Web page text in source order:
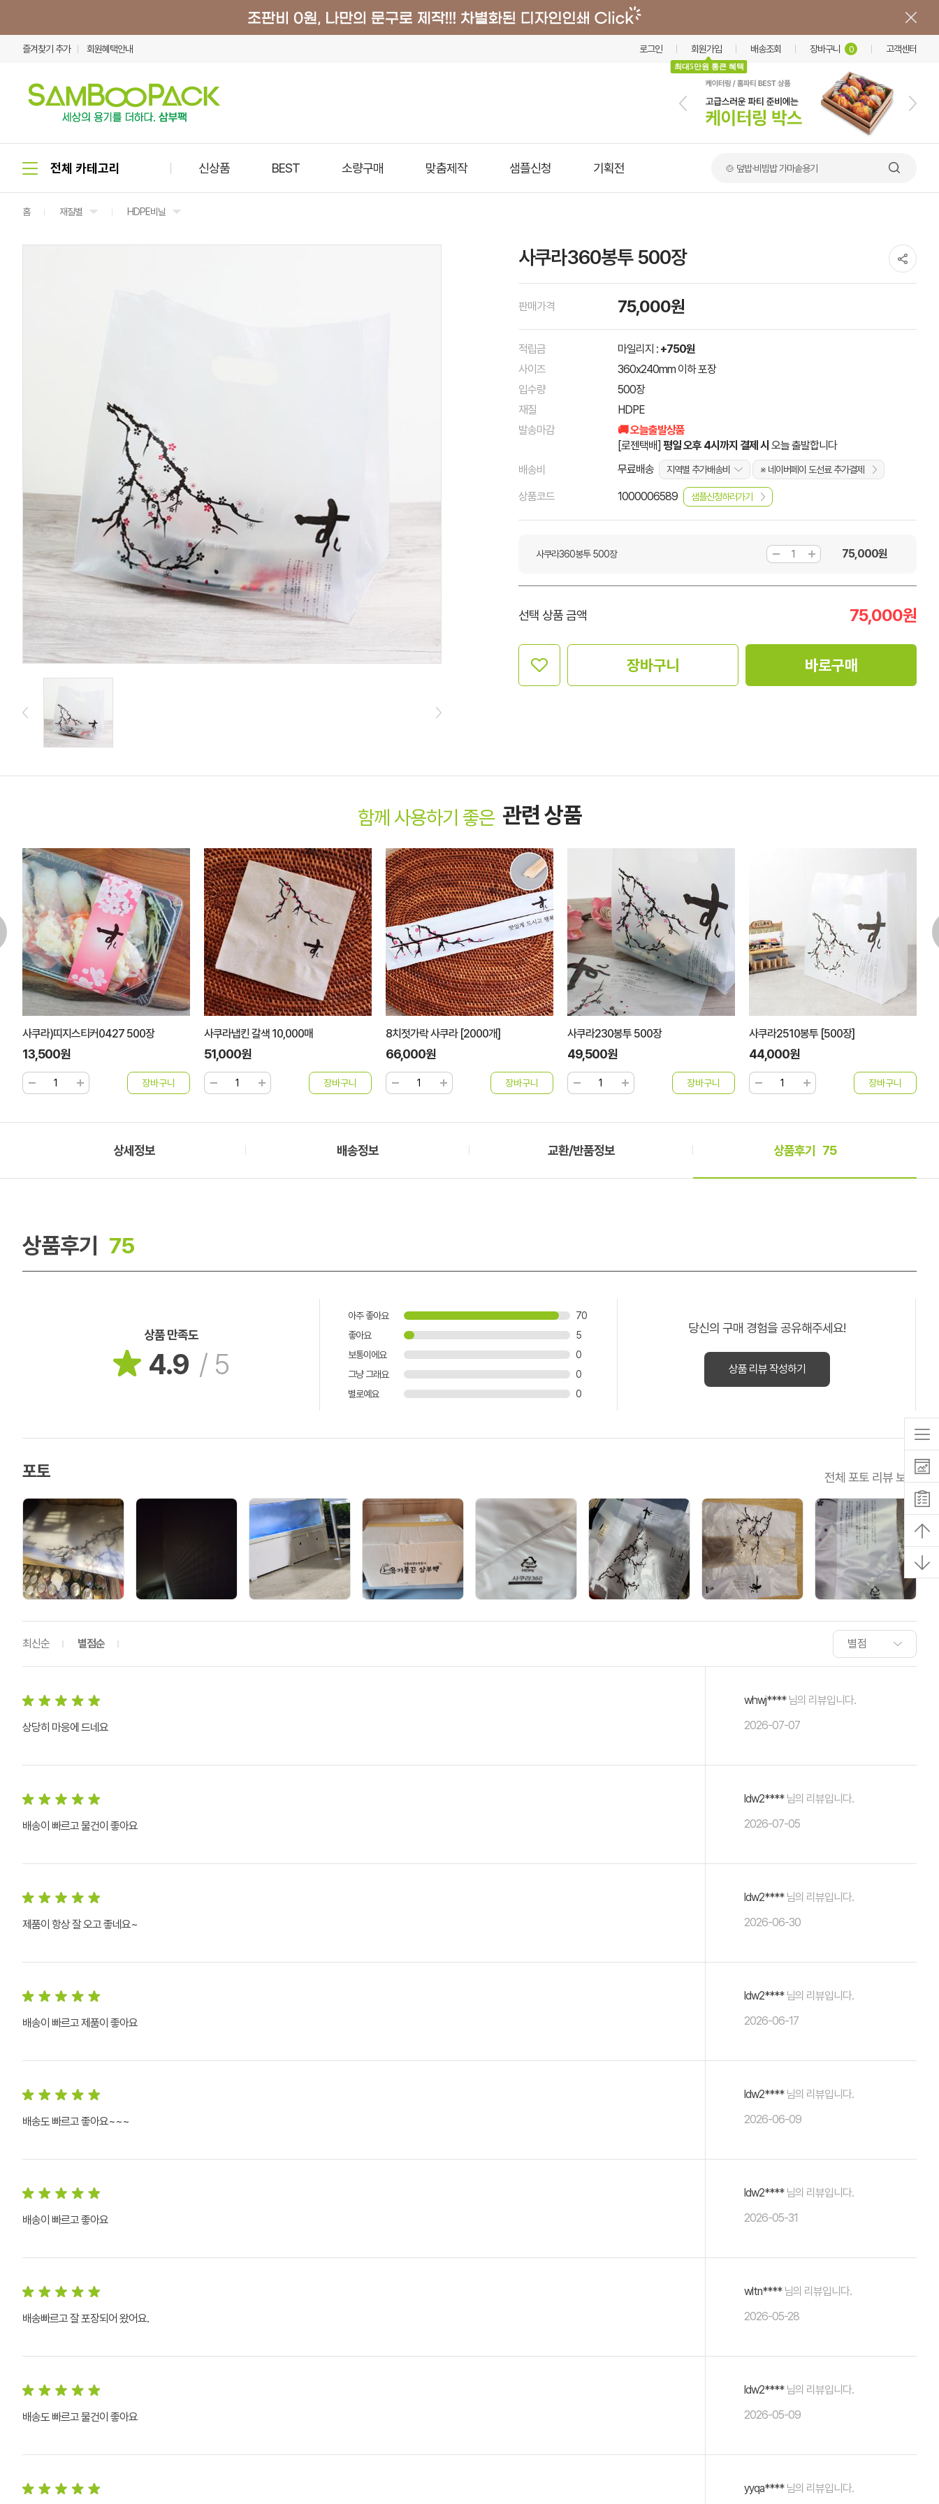
즐겨찾기 추가 회원혜택안내 로그인 회원가입
최대5만원 통큰 혜택
배송조회 장바구니 0 고객센터
신상품 BEST 소량구매 맞춤제작 샘플신청 기획전 🍲 덮밥·비빔밥 가마솥용기
홈 재질별 HDPE비닐
사쿠라360봉투 500장
판매가격 75,000원
적립금 마일리지 : +750원
사이즈
360x240mm 이하 포장
입수량
500장
재질
HDPE
발송마감
🚚 오늘출발상품
[로젠택배] 평일 오후 4시까지 결제 시 오늘 출발합니다
배송비
무료배송 지역별 추가배송비 ※ 네이버페이 도선료 추가결제
상품코드 1000006589 샘플신청하러가기
사쿠라360봉투 500장 75,000원
선택 상품 금액 75,000원
장바구니 바로구매
함께 사용하기 좋은 관련 상품
사쿠라)띠지스티커0427 500장
13,500원
사쿠라냅킨 갈색 10,000매
51,000원
8치젓가락 사쿠라 [2000개]
66,000원
사쿠라230봉투 500장
49,500원
사쿠라2510봉투 [500장]
44,000원
상세정보 배송정보 교환/반품정보 상품후기 75
상품후기 75
상품 만족도
4.9 / 5
아주 좋아요
70
좋아요
5
보통이에요
0
그냥 그래요
0
별로예요
0
당신의 구매 경험을 공유해주세요!
상품 리뷰 작성하기
포토 전체 포토 리뷰 보기
최신순 별점순
상당히 마응에 드네요
whwj****님의 리뷰입니다.
2026-07-07
배송이 빠르고 물건이 좋아요
ldw2****님의 리뷰입니다.
2026-07-05
제품이 항상 잘 오고 좋네요~
ldw2****님의 리뷰입니다.
2026-06-30
배송이 빠르고 제품이 좋아요
ldw2****님의 리뷰입니다.
2026-06-17
배송도 빠르고 좋아요~~~
ldw2****님의 리뷰입니다.
2026-06-09
배송이 빠르고 좋아요
ldw2****님의 리뷰입니다.
2026-05-31
배송빠르고 잘 포장되어 왔어요.
wltn****님의 리뷰입니다.
2026-05-28
배송도 빠르고 물건이 좋아요
ldw2****님의 리뷰입니다.
2026-05-09
yyqa****님의 리뷰입니다.